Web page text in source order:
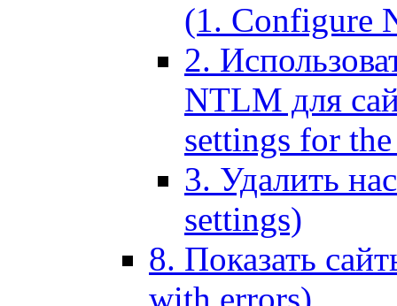
(1. Configure
2.
NTLM для
settings for
3. Удалить
settings)
8. Показать